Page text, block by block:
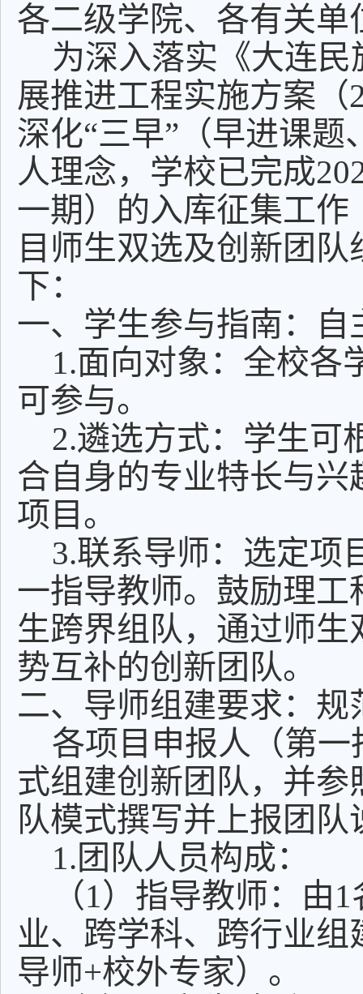
各二级学院、各有关单
为深入落实《大连
展推进工程实施方案
深化“三早”（早进课
人理念，学校已完成
一期）的入库征集工
目师生双选及创新团
下：
一、学生参与指南：自
1.面向对象：全校各
可参与。
2.遴选方式：学生可
合自身的专业特长与
项目。
3.联系导师：选定项
一指导教师。鼓励理
生跨界组队，通过师
势互补的创新团队。
二、导师组建要求：
各项目申报人（第
式组建创新团队，并参
队模式撰写并上报团队
1.团队人员构成：
（1）指导教师：由
业、跨学科、跨行业
导师+校外专家）。